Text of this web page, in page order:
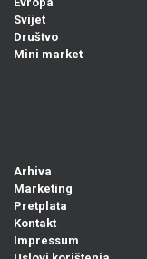
Svijet
Društvo
Mini market
Arhiva
Marketing
Pretplata
Kontakt
Impressum